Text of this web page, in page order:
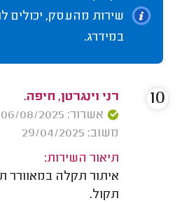
שירות מהעסק, יכולים
במידרג.
רני וינגרטן, חיפה.
אשרור: 06/08/2025
משוב: 29/04/2025
תיאור השירות:
איתור תקלה במאוורר
תקול.
10